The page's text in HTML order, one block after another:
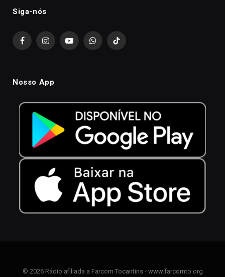
Siga-nós
FacebookInstagramYouTubeWhatsAppTikTok
Nosso App
© 2026 Rádio afiliada a Farcom Tocantins - www.farcomto.org